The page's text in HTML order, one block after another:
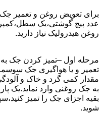
برای تعویض روغن و تعمیر
عدد پیچ گوشتی،یک
روغن هیدرولیک نیاز دارید.
مرحله اول –تمیز کردن جک به
تعمیر و یا هواگیری جک
مقدار کمی گرد و خاک و
به جک روغنی وارد نماید.یک
بقیه اجزای جک را تمیز
شوید.